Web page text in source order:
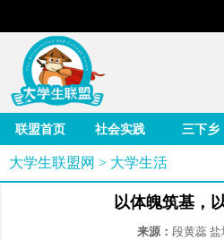
联盟首页 社会实践 三下乡
大学生联盟网 > 大学生活
以体魄筑基，
来源： 段黄蕊